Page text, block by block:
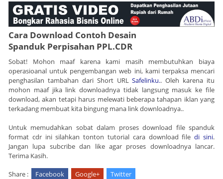
Cara Download Contoh Desain
Spanduk Perpisahan PPL.CDR
Sobat! Mohon maaf karena kami masih membutuhkan biaya
operasioanal untuk pengembangan web ini, kami terpaksa mencari
penghasilan tambahan dari Short URLSafelinku.. Oleh karena itu
mohon maaf jika link downloadnya tidak langsung masuk ke file
download, akan tetapi harus melewati beberapa tahapan iklan yang
terkadang membuat kita bingung mana link downloadnya..
Untuk memudahkan sobat dalam proses download file spanduk
format cdr ini silahkan tonton tutorial cara download filedi sini.
Jangan lupa subcribe dan like agar proses downloadnya lancar.
Terima Kasih.
Share : Facebook Google+ Twitter